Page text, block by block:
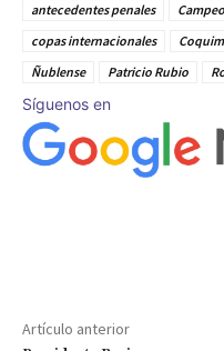
antecedentes penales
copas internacionales
Ñublense
Patricio Rubio
Síguenos en
Artículo anterior